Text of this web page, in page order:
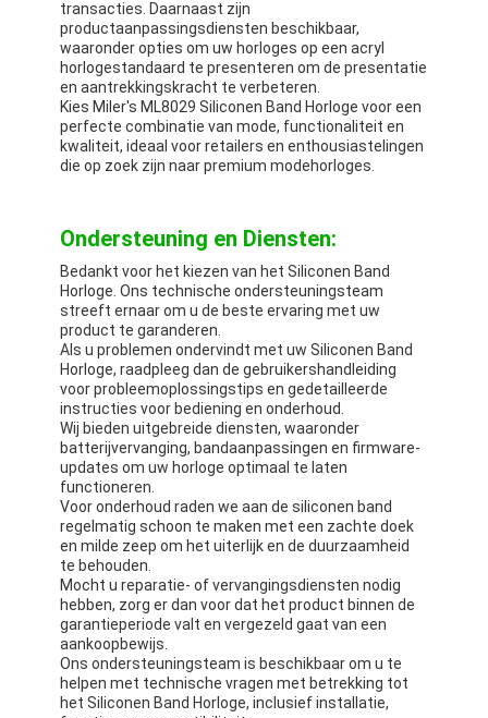
transacties. Daarnaast zijn
productaanpassingsdiensten beschikbaar,
waaronder opties om uw horloges op een acryl
horlogestandaard te presenteren om de presentatie
en aantrekkingskracht te verbeteren.
Kies Miler's ML8029 Siliconen Band Horloge voor een
perfecte combinatie van mode, functionaliteit en
kwaliteit, ideaal voor retailers en enthousiastelingen
die op zoek zijn naar premium modehorloges.
Ondersteuning en Diensten:
Bedankt voor het kiezen van het Siliconen Band
Horloge. Ons technische ondersteuningsteam
streeft ernaar om u de beste ervaring met uw
product te garanderen.
Als u problemen ondervindt met uw Siliconen Band
Horloge, raadpleeg dan de gebruikershandleiding
voor probleemoplossingstips en gedetailleerde
instructies voor bediening en onderhoud.
Wij bieden uitgebreide diensten, waaronder
batterijvervanging, bandaanpassingen en firmware-
updates om uw horloge optimaal te laten
functioneren.
Voor onderhoud raden we aan de siliconen band
regelmatig schoon te maken met een zachte doek
en milde zeep om het uiterlijk en de duurzaamheid
te behouden.
Mocht u reparatie- of vervangingsdiensten nodig
hebben, zorg er dan voor dat het product binnen de
garantieperiode valt en vergezeld gaat van een
aankoopbewijs.
Ons ondersteuningsteam is beschikbaar om u te
helpen met technische vragen met betrekking tot
het Siliconen Band Horloge, inclusief installatie,